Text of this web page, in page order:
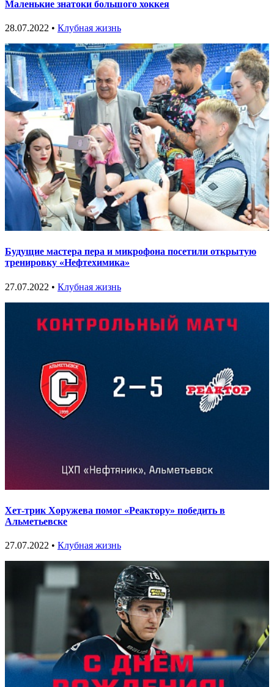
Маленькие знатоки большого хоккея
28.07.2022 • Клубная жизнь
Будущие мастера пера и микрофона посетили открытую
тренировку «Нефтехимика»
27.07.2022 • Клубная жизнь
Хет-трик Хоружева помог «Реактору» победить в
Альметьевске
27.07.2022 • Клубная жизнь